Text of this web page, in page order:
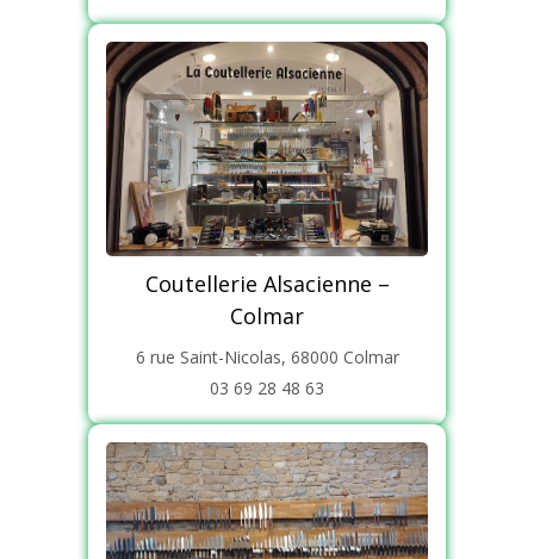
Coutellerie Alsacienne –
Colmar
6 rue Saint-Nicolas, 68000 Colmar
03 69 28 48 63